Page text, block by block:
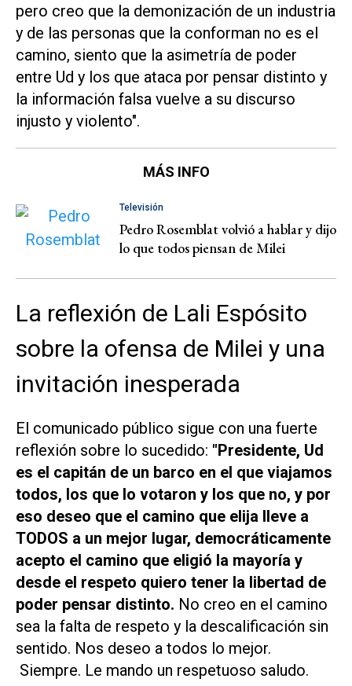
pero creo que la demonización de un industria
y de las personas que la conforman no es el
camino, siento que la asimetría de poder
entre Ud y los que ataca por pensar distinto y
la información falsa vuelve a su discurso
injusto y violento".
MÁS INFO
Televisión
Pedro Rosemblat volvió a hablar y dijo
lo que todos piensan de Milei
La reflexión de Lali Espósito
sobre la ofensa de Milei y una
invitación inesperada
El comunicado público sigue con una fuerte
reflexión sobre lo sucedido: "Presidente, Ud
es el capitán de un barco en el que viajamos
todos, los que lo votaron y los que no, y por
eso deseo que el camino que elija lleve a
TODOS a un mejor lugar, democráticamente
acepto el camino que eligió la mayoría y
desde el respeto quiero tener la libertad de
poder pensar distinto. No creo en el camino
sea la falta de respeto y la descalificación sin
sentido. Nos deseo a todos lo mejor.
Siempre. Le mando un respetuoso saludo.